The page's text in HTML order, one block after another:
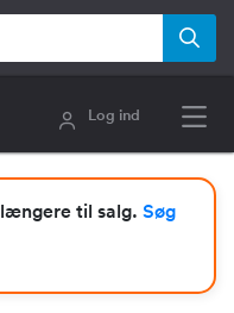
Log ind
til salg. Søg